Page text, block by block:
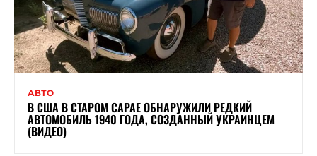
АВТО
В США В СТАРОМ САРАЕ ОБНАРУЖИЛИ РЕДКИЙ
АВТОМОБИЛЬ 1940 ГОДА, СОЗДАННЫЙ УКРАИНЦЕМ
(ВИДЕО)